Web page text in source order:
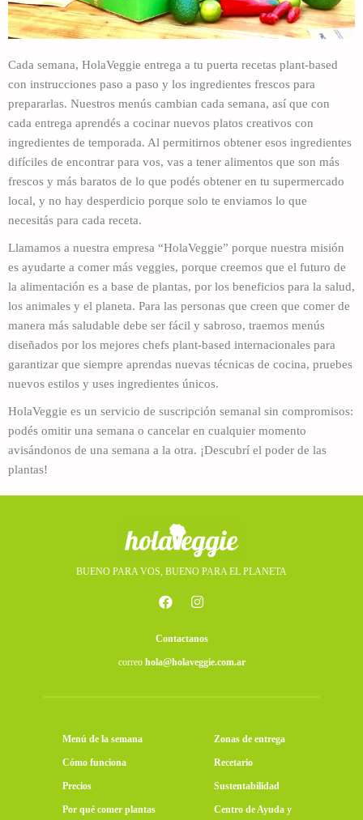
Cada semana, HolaVeggie entrega a tu puerta recetas plant-based
con instrucciones paso a paso y los ingredientes frescos para
prepararlas. Nuestros menús cambian cada semana, así que con
cada entrega aprendés a cocinar nuevos platos creativos con
ingredientes de temporada. Al permitirnos obtener esos ingredientes
difíciles de encontrar para vos, vas a tener alimentos que son más
frescos y más baratos de lo que podés obtener en tu supermercado
local, y no hay desperdicio porque solo te enviamos lo que
necesitás para cada receta.
Llamamos a nuestra empresa “HolaVeggie” porque nuestra misión
es ayudarte a comer más veggies, porque creemos que el futuro de
la alimentación es a base de plantas, por los beneficios para la salud,
los animales y el planeta. Para las personas que creen que comer de
manera más saludable debe ser fácil y sabroso, traemos menús
diseñados por los mejores chefs plant-based internacionales para
garantizar que siempre aprendas nuevas técnicas de cocina, pruebes
nuevos estilos y uses ingredientes únicos.
HolaVeggie es un servicio de suscripción semanal sin compromisos:
podés omitir una semana o cancelar en cualquier momento
avisándonos de una semana a la otra. ¡Descubrí el poder de las
plantas!
BUENO PARA VOS, BUENO PARA EL PLANETA
Contactanos
correo hola@holaveggie.com.ar
Menú de la semana
Cómo funciona
Precios
Por qué comer plantas
Zonas de entrega
Recetario
Sustentabilidad
Centro de Ayuda y